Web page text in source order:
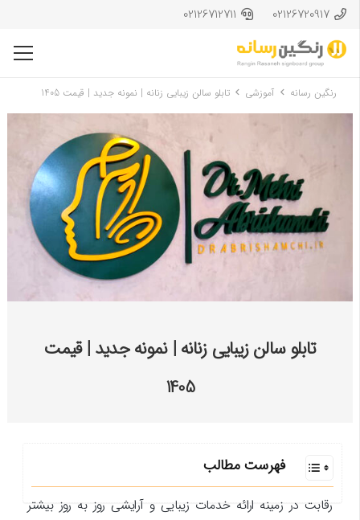
02126720917
02126712711
رنگین رسانه آموزشی تابلو سالن زیبایی زنانه | نمونه جدید | قیمت 1405
تابلو سالن زیبایی زنانه | نمونه جدید | قیمت
1405
فهرست مطالب
رقابت در زمینه ارائه خدمات زیبایی و آرایشی روز به روز بیشتر